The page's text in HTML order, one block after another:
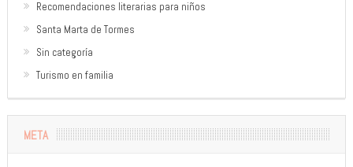
Recomendaciones literarias para niños
Santa Marta de Tormes
Sin categoría
Turismo en familia
META